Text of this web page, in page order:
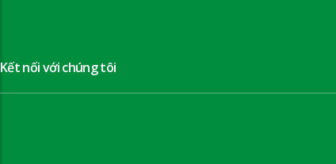
Kết nối với chúng tôi